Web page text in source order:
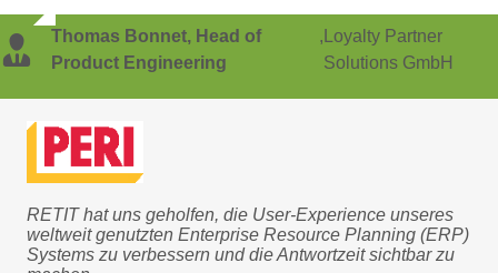
Thomas Bonnet, Head of
Product Engineering
, Loyalty Partner
Solutions GmbH
RETIT hat uns geholfen, die User-Experience unseres
weltweit genutzten Enterprise Resource Planning (ERP)
Systems zu verbessern und die Antwortzeit sichtbar zu